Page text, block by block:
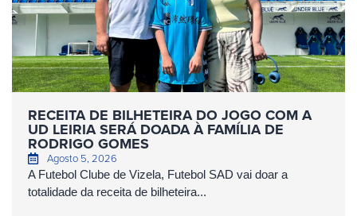
RECEITA DE BILHETEIRA DO JOGO COM A
UD LEIRIA SERÁ DOADA À FAMÍLIA DE
RODRIGO GOMES
Agosto 5, 2026
A Futebol Clube de Vizela, Futebol SAD vai doar a
totalidade da receita de bilheteira...